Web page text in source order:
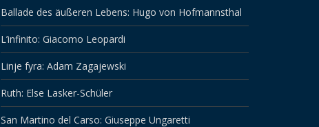
Ballade des äußeren Lebens: Hugo von Hofmannsthal
L’infinito: Giacomo Leopardi
Linje fyra: Adam Zagajewski
Ruth: Else Lasker-Schüler
San Martino del Carso: Giuseppe Ungaretti